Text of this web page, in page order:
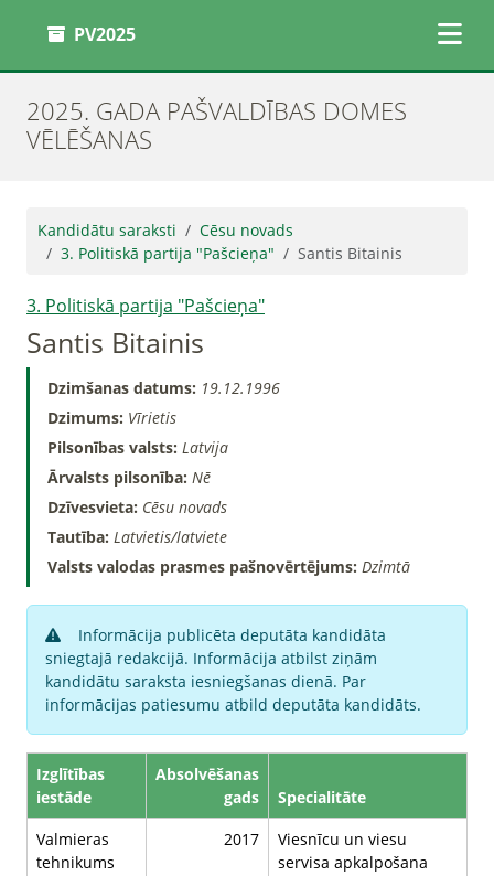
PV2025
2025. GADA PAŠVALDĪBAS DOMES
VĒLĒŠANAS
Kandidātu saraksti
Cēsu novads
3. Politiskā partija "Pašcieņa"
Santis Bitainis
3. Politiskā partija "Pašcieņa"
Santis Bitainis
Dzimšanas datums: 19.12.1996
Dzimums: Vīrietis
Pilsonības valsts: Latvija
Ārvalsts pilsonība: Nē
Dzīvesvieta: Cēsu novads
Tautība: Latvietis/latviete
Valsts valodas prasmes pašnovērtējums: Dzimtā
Informācija publicēta deputāta kandidāta
sniegtajā redakcijā. Informācija atbilst ziņām
kandidātu saraksta iesniegšanas dienā. Par
informācijas patiesumu atbild deputāta kandidāts.
Izglītības
iestāde
Absolvēšanas
gads
Specialitāte
Valmieras
tehnikums
2017
Viesnīcu un viesu
servisa apkalpošana